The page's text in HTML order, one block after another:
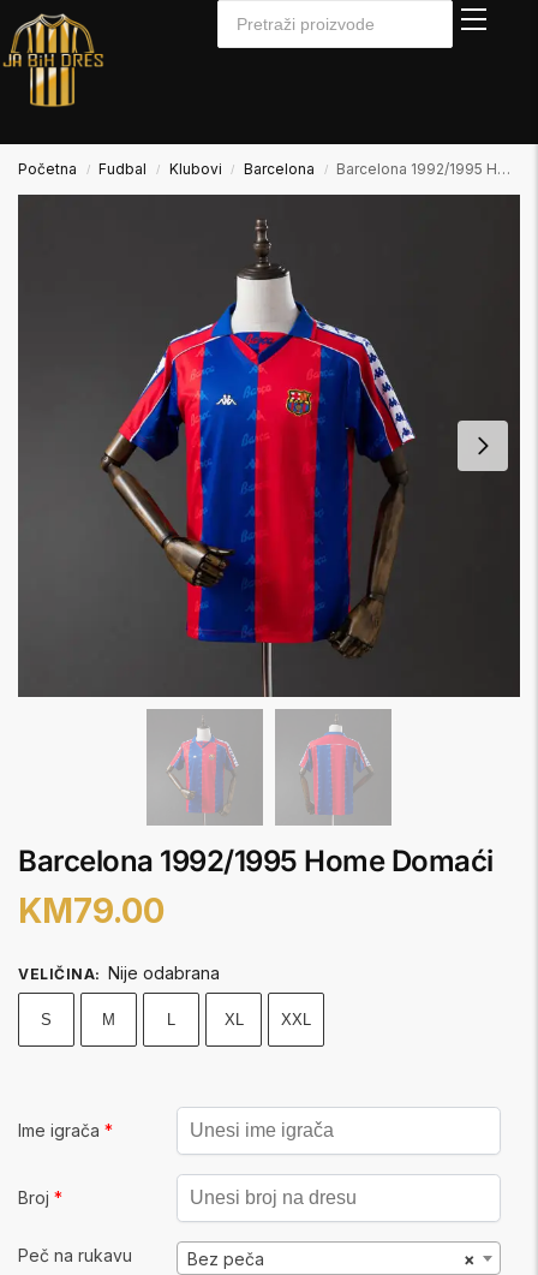
Početna / Fudbal / Klubovi / Barcelona / Barcelona 1992/1995 Home Domaći
Barcelona 1992/1995 Home Domaći
KM79.00
VELIČINA: Nije odabrana
S M L XL XXL
Ime igrača *
Broj *
Peč na rukavu ×
Bez peča